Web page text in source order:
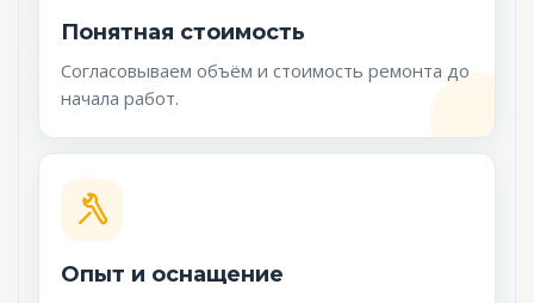
Понятная стоимость
Согласовываем объём и стоимость ремонта до
начала работ.
Опыт и оснащение